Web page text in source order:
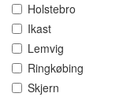
Holstebro
Ikast
Lemvig
Ringkøbing
Skjern